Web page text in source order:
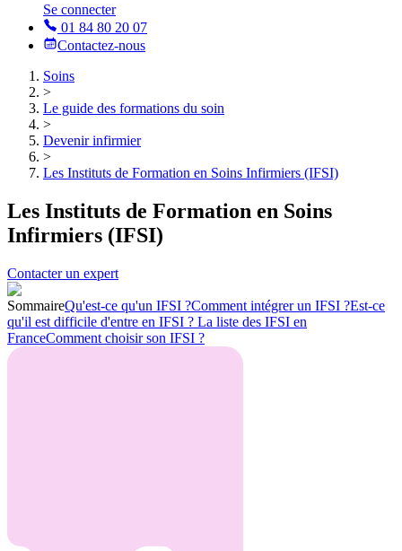
Se connecter
01 84 80 20 07
Contactez-nous
Soins
>
Le guide des formations du soin
>
Devenir infirmier
>
Les Instituts de Formation en Soins Infirmiers (IFSI)
Les Instituts de Formation en Soins
Infirmiers (IFSI)
Contacter un expert
SommaireQu'est-ce qu'un IFSI ?Comment intégrer un IFSI ?Est-ce
qu'il est difficile d'entre en IFSI ? La liste des IFSI en
FranceComment choisir son IFSI ?